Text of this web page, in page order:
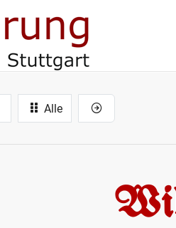
Alle